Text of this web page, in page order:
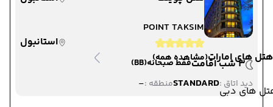
هتل های امارات(مشاهده همه)
های دبی
POINT TAKSIM
استانبول
3 شب اقامت
فقط صبحانه(BB)
دید اتاق :STANDARDمنطقه :-